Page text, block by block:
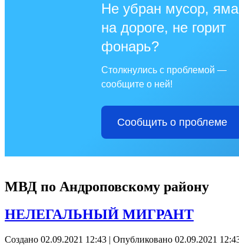
Не убран мусор, яма
на дороге, не горит
фонарь?
Столкнулись с проблемой —
сообщите о ней!
Сообщить о проблеме
МВД по Андроповскому району
НЕЛЕГАЛЬНЫЙ МИГРАНТ
Создано 02.09.2021 12:43 | Опубликовано 02.09.2021